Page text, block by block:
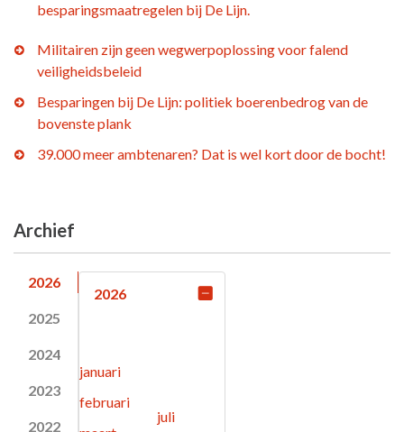
besparingsmaatregelen bij De Lijn.
Militairen zijn geen wegwerpoplossing voor falend
veiligheidsbeleid
Besparingen bij De Lijn: politiek boerenbedrog van de
bovenste plank
39.000 meer ambtenaren? Dat is wel kort door de bocht!
Archief
2026
2025
2024
2023
2022
2026
januari
februari
juli